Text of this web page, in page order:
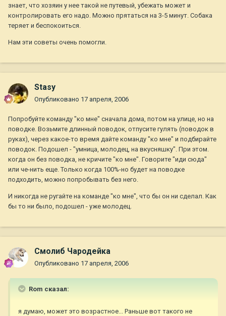
знает, что хозяин у нее такой не путевый, убежать может и
контролировать его надо. Можно прятаться на 3-5 минут. Собака
теряет и беспокоиться.
Нам эти советы очень помогли.
Stasy
Опубликовано 17 апреля, 2006
Попробуйте команду "ко мне" сначала дома, потом на улице, но на
поводке. Возьмите длинный поводок, отпусите гулять (поводок в
руках), через какое-то время дайте команду "ко мне" и подбирайте
поводок. Подошел - "умница, молодец, на вкусняшку". При этом.
когда он без поводка, не кричите "ко мне". Говорите "иди сюда"
или че-нить еще. Только когда 100%-но будет на поводке
подходить, можно попробывать без него.
И никогда не ругайте на команде "ко мне", что бы он ни сделал. Как
бы то ни было, подошел - уже молодец.
Смолиб Чародейка
Опубликовано 17 апреля, 2006
Rom сказал:
я думаю, может это возрастное... Раньше вот такого не